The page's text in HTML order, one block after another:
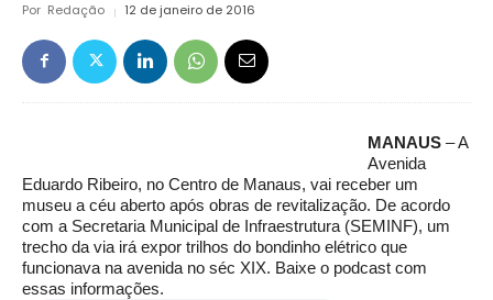
Por Redação 12 de janeiro de 2016
MANAUS – A
Avenida
Eduardo Ribeiro, no Centro de Manaus, vai receber um
museu a céu aberto após obras de revitalização. De acordo
com a Secretaria Municipal de Infraestrutura (SEMINF), um
trecho da via irá expor trilhos do bondinho elétrico que
funcionava na avenida no séc XIX. Baixe o podcast com
essas informações.